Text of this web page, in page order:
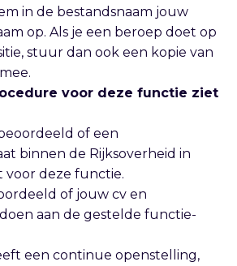
in de bestandsnaam jouw
op. Als je een beroep doet op
stuur dan ook een kopie van
voor deze functie ziet
of een
binnen de Rijksoverheid in
voor deze functie.
of jouw cv en
aan de gestelde functie-
een continue openstelling,